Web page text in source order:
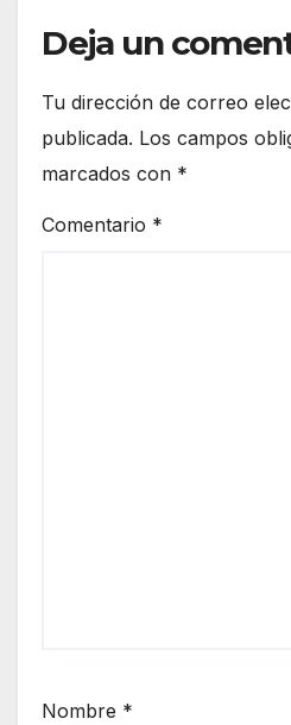
Deja un
Tu dirección de correo
publicada. Los campos
marcados con *
Comentario *
Nombre *